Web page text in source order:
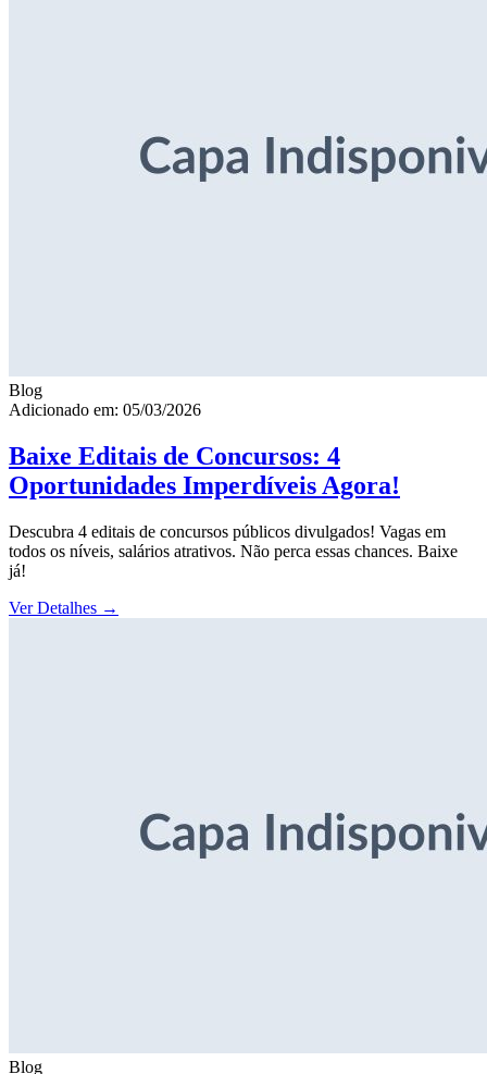
Blog
Adicionado em: 05/03/2026
Baixe Editais de Concursos: 4
Oportunidades Imperdíveis Agora!
Descubra 4 editais de concursos públicos divulgados! Vagas em
todos os níveis, salários atrativos. Não perca essas chances. Baixe
já!
Ver Detalhes →
Blog